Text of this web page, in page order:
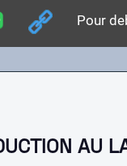
Pour
AU